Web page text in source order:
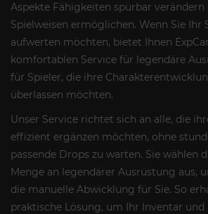
Aspekte Fähigkeiten spürbar verändern
Spielweisen ermöglichen. Wenn Sie Ihr
aufwerten möchten, bietet Ihnen
komfortablen Service für legendäre
für Spieler, die ihre
überlassen möchten.
Unser Service richtet sich an alle, die
effizient ergänzen möchten, ohne
passende Drops zu warten. Sie wählen
Menge an legendärer Ausrüstung aus,
die manuelle Abwicklung für Sie. So
praktische Lösung, um Ihr Inventar